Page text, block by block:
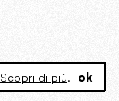
Scopri di più. ok